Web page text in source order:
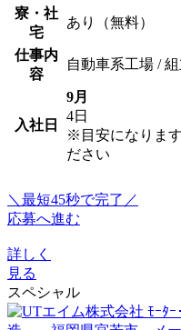
寮・社
宅
あり（無料）
仕事内
容
自動車系工場 /
入社日
9月
4日
※目安になりま
ださい
＼最短45秒で完了／
応募へ進む
詳しく
見る
スペシャル